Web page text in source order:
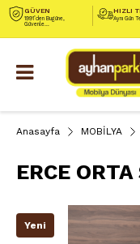
GÜVEN
1991’den Bugüne,
Güvenle...
HIZLI
Aynı Gün
Anasayfa MOBİLYA
ERCE
Yeni